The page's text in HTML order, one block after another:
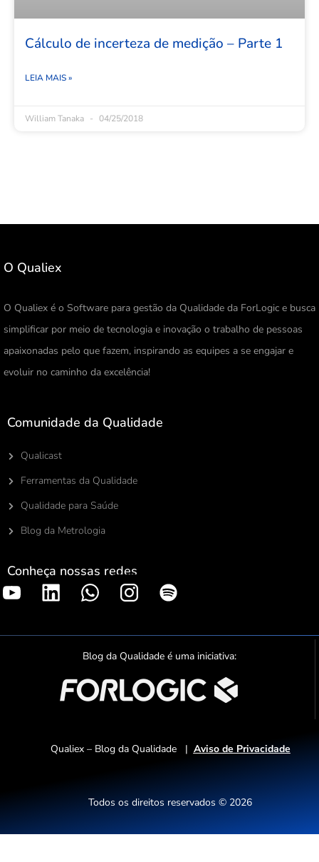
Cálculo de incerteza de medição – Parte 1
LEIA MAIS »
William Tanaka 04/25/2018
O Qualiex
O Qualiex é o Software para gestão da Qualidade da ForLogic e busca
simplificar por meio de tecnologia e inovação o trabalho de pessoas
apaixonadas pelo que fazem, inspirando as equipes a se engajar e
evoluir no caminho da excelência!
Comunidade da Qualidade
Qualicast
Ferramentas da Qualidade
Qualidade para Saúde
Blog da Metrologia
Conheça nossas redes
S
o
t
i
f
y
Blog da Qualidade é uma iniciativa:
Qualiex – Blog da Qualidade | Aviso de Privacidade
Todos os direitos reservados © 2026